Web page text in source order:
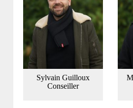
Sylvain Guilloux
Conseiller